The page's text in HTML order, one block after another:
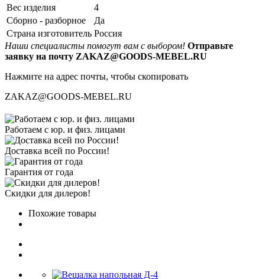
Вес изделия
4
Сборно - разборное
Да
Страна изготовитель Россия
Наши специалисты помогут вам с выбором! Отправьте
заявку на почту ZAKAZ@GOODS-MEBEL.RU
Нажмите на адрес почты, чтобы скопировать
ZAKAZ@GOODS-MEBEL.RU
Работаем с юр. и физ. лицами
Доставка всей по России!
Гарантия от года
Скидки для дилеров!
Похожие товары